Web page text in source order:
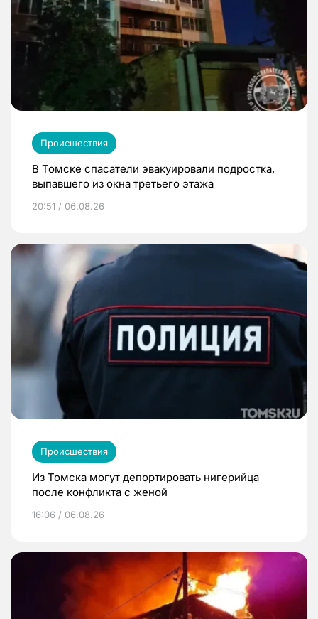
Происшествия
В Томске спасатели эвакуировали подростка,
выпавшего из окна третьего этажа
20:51 / 06.08.26
Происшествия
Из Томска могут депортировать нигерийца
после конфликта с женой
16:06 / 06.08.26